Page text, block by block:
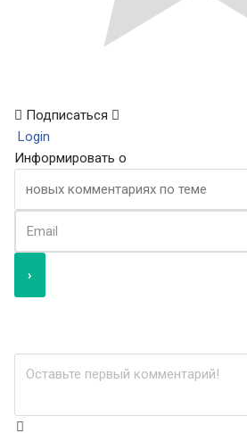
Подписаться
Login
Информировать о